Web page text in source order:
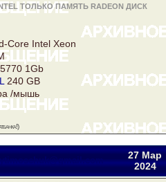
ТОЛЬКО ПАМЯТЬ RADEON ДИСК
-Core Intel Xeon
1Gb
240 GB
/мышь
27 Мар
2024